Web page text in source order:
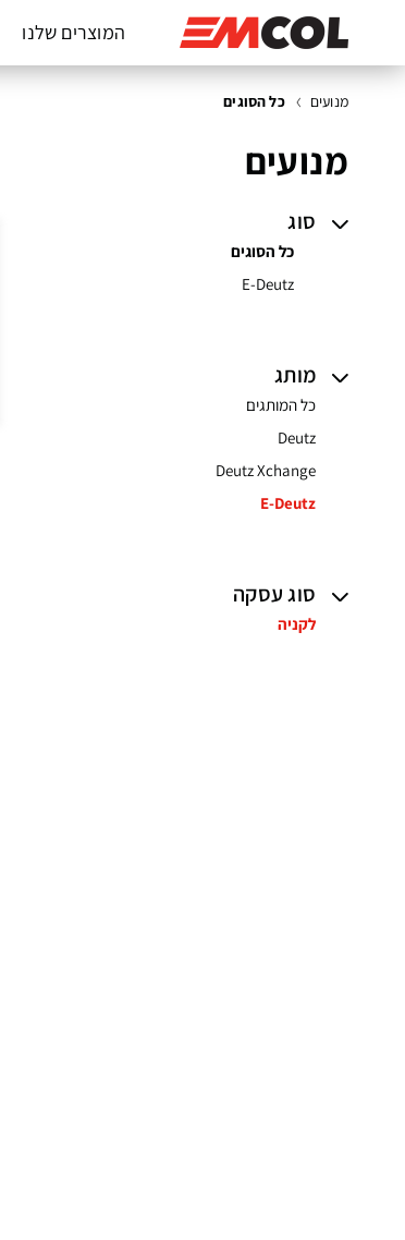
המוצרים שלנו
מנועים כל הסוגים
מנועים
סוג
כל הסוגים
E-Deutz
מותג
כל המותגים
Deutz
Deutz Xchange
E-Deutz
סוג עסקה
לקניה